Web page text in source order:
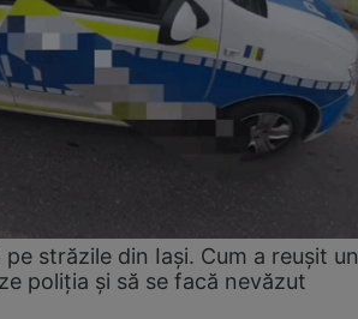
străzile din Iași. Cum a reușit un
poliția și să se facă nevăzut